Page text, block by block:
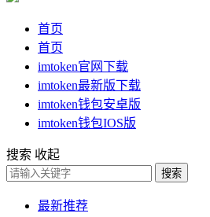
首页
首页
imtoken官网下载
imtoken最新版下载
imtoken钱包安卓版
imtoken钱包IOS版
搜索 收起
搜索
最新推荐